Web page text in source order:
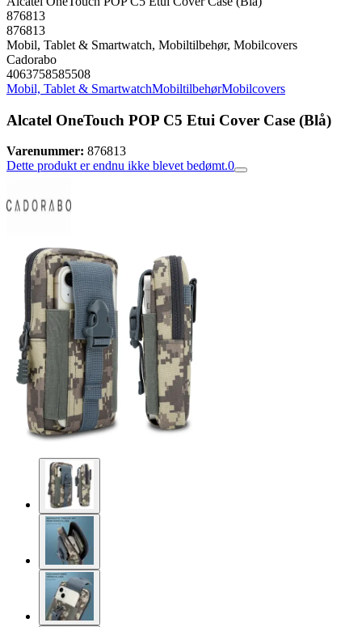
876813
876813
Mobil, Tablet & Smartwatch, Mobiltilbehør, Mobilcovers
Cadorabo
4063758585508
Mobil, Tablet & SmartwatchMobiltilbehørMobilcovers
Alcatel OneTouch POP C5 Etui Cover Case (Blå)
Varenummer: 876813
Dette produkt er endnu ikke blevet bedømt.0